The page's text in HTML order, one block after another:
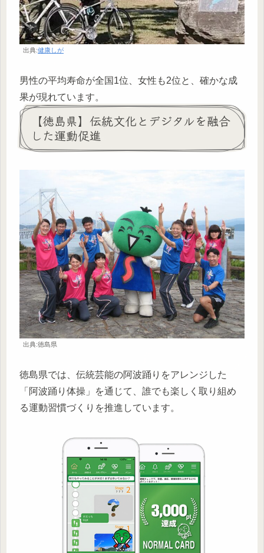
出典:健康しが
男性の平均寿命が全国1位、女性も2位と、確かな成
果が現れています。
【徳島県】伝統文化とデジタルを融合
した運動促進
出典:徳島県
徳島県では、伝統芸能の阿波踊りをアレンジした
「阿波踊り体操」を通じて、誰でも楽しく取り組め
る運動習慣づくりを推進しています。